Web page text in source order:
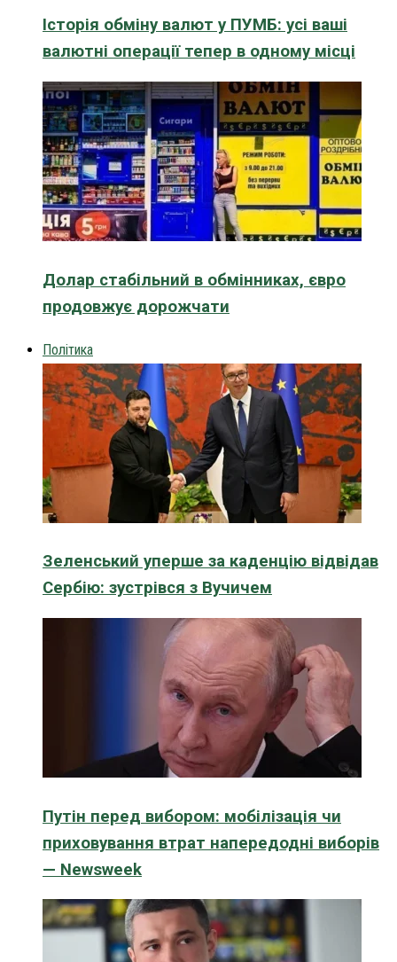
Історія обміну валют у ПУМБ: усі ваші
валютні операції тепер в одному місці
Долар стабільний в обмінниках, євро
продовжує дорожчати
Політика
Зеленський уперше за каденцію відвідав
Сербію: зустрівся з Вучичем
Путін перед вибором: мобілізація чи
приховування втрат напередодні виборів
— Newsweek